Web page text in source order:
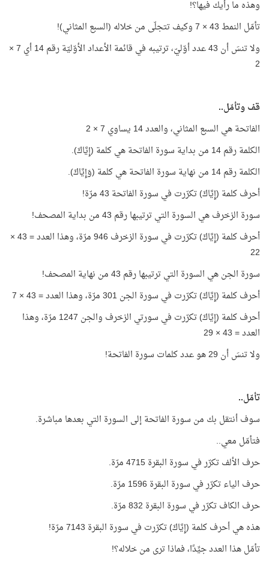
وهذه ما رأيك فيها؟!
تأمّل النمط 43 × 7 وكيف تتجلّى من خلاله (السبع المثاني)!
ولا تنسَ أن 43 عدد أوّليّ، ترتيبه في قائمة الأعداد الأوّليّة رقم 14 أي 7 ×
2
قف وتأمّل..
الفاتحة هي السبع المثاني، والعدد 14 يساوي 7 × 2
الكلمة رقم 14 من بداية سورة الفاتحة هي كلمة (إِيَّاكَ).
الكلمة رقم 14 من نهاية سورة الفاتحة هي كلمة (وَإِيَّاكَ).
أحرف كلمة (إِيَّاكَ) تكرّرت في سورة الفاتحة 43 مرّة!
سورة الزخرف هي السورة التي ترتيبها رقم 43 من بداية المصحف!
أحرف كلمة (إِيَّاكَ) تكرّرت في سورة الزخرف 946 مرّة، وهذا العدد = 43 ×
22
سورة الجن هي السورة التي ترتيبها رقم 43 من نهاية المصحف!
أحرف كلمة (إِيَّاكَ) تكرّرت في سورة الجن 301 مرّة، وهذا العدد = 43 × 7
أحرف كلمة (إِيَّاكَ) تكرّرت في سورتي الزخرف والجن 1247 مرّة، وهذا
العدد = 43 × 29
ولا تنسَ أن 29 هو عدد كلمات سورة الفاتحة!
تأمّل..
سوف أنتقل بك من سورة الفاتحة إلى السورة التي بعدها مباشرة.
فتأمّل معي..
حرف الألف تكرّر في سورة البقرة 4715 مرّة.
حرف الياء تكرّر في سورة البقرة 1596 مرّة.
حرف الكاف تكرّر في سورة البقرة 832 مرّة.
هذه هي أحرف كلمة (إِيَّاكَ) تكرّرت في سورة البقرة 7143 مرّة!
تأمّل هذا العدد جيِّدًا، فماذا ترى من خلاله؟!